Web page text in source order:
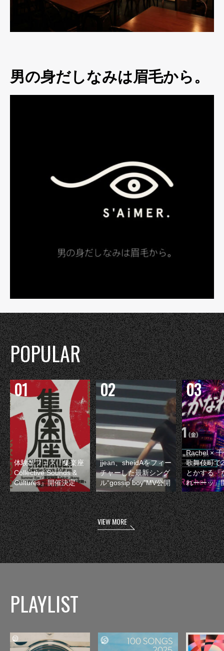
男の身だしなみは眉毛から。
POPULAR
体験型フェス『集楽座
Collective Sounds &
Cultures』開催決定
jjean、sheidAをフィー
チャーした最新シング
ル“gossip boy”MV公開
Rachel ×
歌舞伎町で
とかする『
れーーッ』
VIEW MORE
PLAYLIST